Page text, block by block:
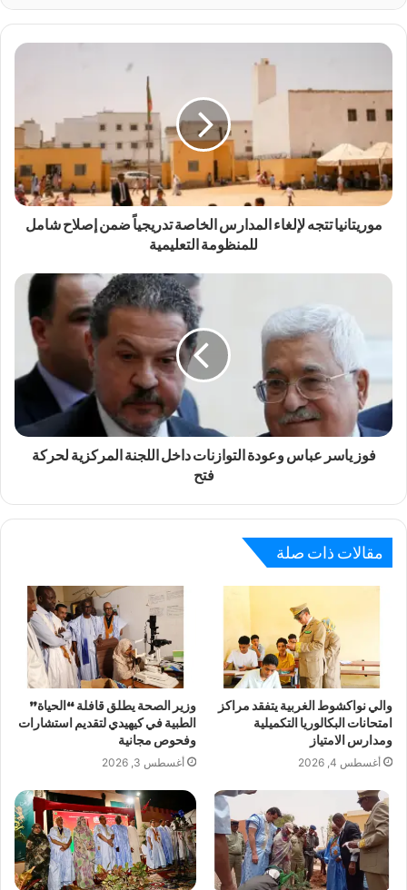
موريتانيا تتجه لإلغاء المدارس الخاصة تدريجياً ضمن إصلاح شامل
للمنظومة التعليمية
فوز ياسر عباس وعودة التوازنات داخل اللجنة المركزية لحركة
فتح
مقالات ذات صلة
والي نواكشوط الغربية يتفقد مراكز
امتحانات البكالوريا التكميلية
ومدارس الامتياز
أغسطس 4, 2026
وزير الصحة يطلق قافلة “الحياة”
الطبية في كيهيدي لتقديم استشارات
وفحوص مجانية
أغسطس 3, 2026